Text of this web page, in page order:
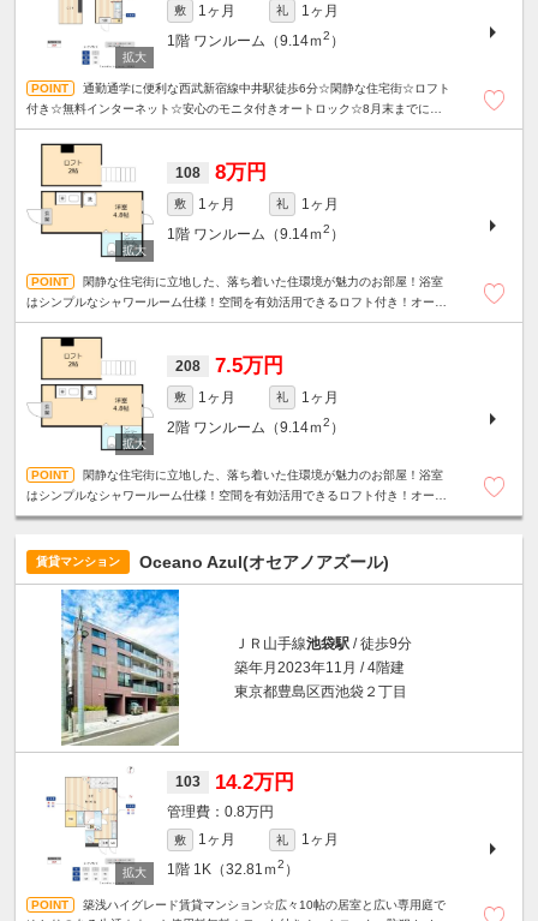
敷 1ヶ月 礼
1ヶ月
1階 ワンルーム（9.14ｍ2 ）
通勤通学に便利な西武新宿線中井駅徒歩6分☆閑静な住宅街☆ロフト
付き☆無料インターネット☆安心のモニタ付きオートロック☆8月末までにご成
108 8万円
敷 1ヶ月 礼
1ヶ月
1階 ワンルーム（9.14ｍ2 ）
閑静な住宅街に立地した、落ち着いた住環境が魅力のお部屋！浴室
はシンプルなシャワールーム仕様！空間を有効活用できるロフト付き！オート
208 7.5万円
敷 1ヶ月 礼
1ヶ月
2階 ワンルーム（9.14ｍ2 ）
閑静な住宅街に立地した、落ち着いた住環境が魅力のお部屋！浴室
はシンプルなシャワールーム仕様！空間を有効活用できるロフト付き！オート
賃貸マンション Oceano Azul(オセアノアズール)
ＪＲ山手線池袋駅 / 徒歩9分
築年月2023年11月 / 4階建
東京都豊島区西池袋２丁目
103 14.2万円
0.8万円
敷 1ヶ月 礼
1ヶ月
1階 1K（32.81ｍ2 ）
築浅ハイグレード賃貸マンション☆広々10帖の居室と広い専用庭で